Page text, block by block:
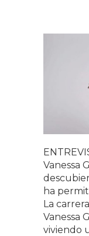
Vanessa
ha
La
Vanessa
viviendo